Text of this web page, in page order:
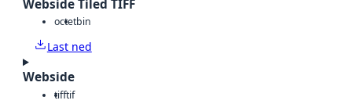
Webside Tiled TIFF
octetbin
Last ned
Webside
tifftif